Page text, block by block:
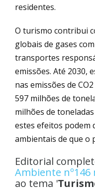
residentes.
O turismo contribui
globais de gases
transportes
emissões. Até 2030,
nas emissões de
597 milhões de
milhões de
estes efeitos podem
ambientais de que o
Editorial
Ambiente nº146
ao tema '